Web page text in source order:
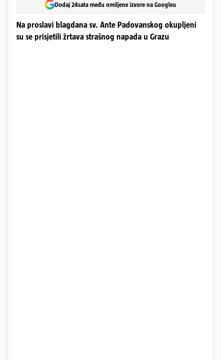
Dodaj 24sata među omiljene izvore na Googleu
Na proslavi blagdana sv. Ante Padovanskog okupljeni
su se prisjetili žrtava strašnog napada u Grazu